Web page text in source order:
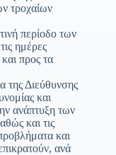
τροχαίων
περίοδο των
ημέρες
προς τα
της Διεύθυνσης
και
ανάπτυξη των
και τις
και
ανά